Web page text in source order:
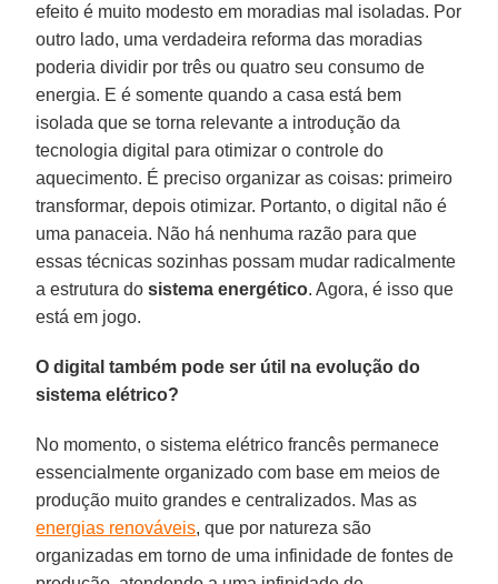
efeito é muito modesto em moradias mal isoladas. Por
outro lado, uma verdadeira reforma das moradias
poderia dividir por três ou quatro seu consumo de
energia. E é somente quando a casa está bem
isolada que se torna relevante a introdução da
tecnologia digital para otimizar o controle do
aquecimento. É preciso organizar as coisas: primeiro
transformar, depois otimizar. Portanto, o digital não é
uma panaceia. Não há nenhuma razão para que
essas técnicas sozinhas possam mudar radicalmente
a estrutura dosistema energético. Agora, é isso que
está em jogo.
O digital também pode ser útil na evolução do
sistema elétrico?
No momento, o sistema elétrico francês permanece
essencialmente organizado com base em meios de
produção muito grandes e centralizados. Mas as
energias renováveis, que por natureza são
organizadas em torno de uma infinidade de fontes de